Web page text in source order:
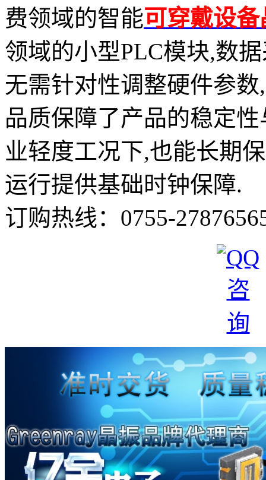
费领域的智能可穿戴设备
领域的小型PLC模块,数
无需针对性调整硬件参
品质保障了产品的稳定
业轻度工况下,也能长期
运行提供基础时钟保障.
订购热线： 0755-